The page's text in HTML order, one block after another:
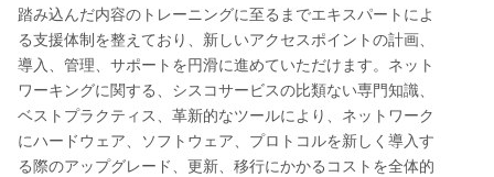
踏み込んだ内容のトレーニングに至るまでエキスパートによ
る支援体制を整えており、新しいアクセスポイントの計画、
導入、管理、サポートを円滑に進めていただけます。ネット
ワーキングに関する、シスコサービスの比類ない専門知識、
ベストプラクティス、革新的なツールにより、ネットワーク
にハードウェア、ソフトウェア、プロトコルを新しく導入す
る際のアップグレード、更新、移行にかかるコストを全体的